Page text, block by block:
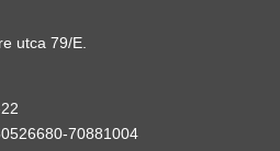
utca 79/E.
70881004